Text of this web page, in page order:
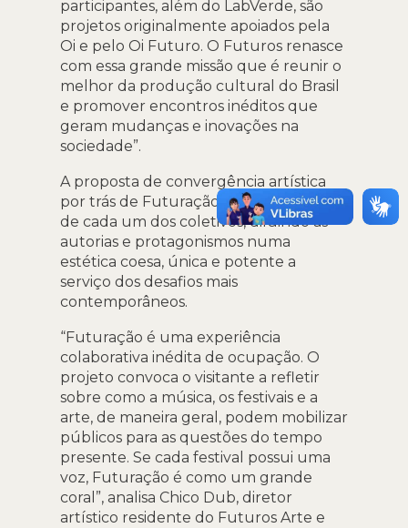
participantes, além do LabVerde, são
projetos originalmente apoiados pela
Oi e pelo Oi Futuro. O Futuros renasce
com essa grande missão que é reunir o
melhor da produção cultural do Brasil
e promover encontros inéditos que
geram mudanças e inovações na
sociedade”.
A proposta de convergência artística
por trás de Futuração soma a poética
de cada um dos coletivos, diluindo as
autorias e protagonismos numa
estética coesa, única e potente a
serviço dos desafios mais
contemporâneos.
“Futuração é uma experiência
colaborativa inédita de ocupação. O
projeto convoca o visitante a refletir
sobre como a música, os festivais e a
arte, de maneira geral, podem mobilizar
públicos para as questões do tempo
presente. Se cada festival possui uma
voz, Futuração é como um grande
coral”, analisa Chico Dub, diretor
artístico residente do Futuros Arte e